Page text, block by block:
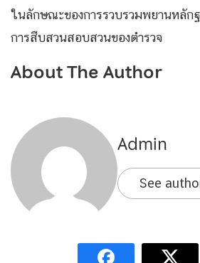
ในลักษณะของการรวบรวมพยานหลัก
การสืบสวนสอบสวนของตำรวจ
About The Author
Admin
See